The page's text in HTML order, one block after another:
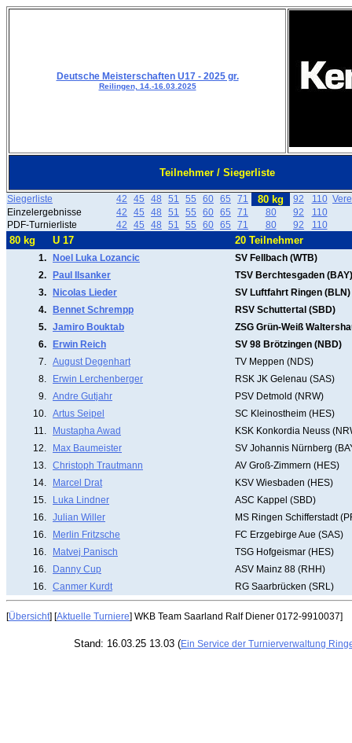
Deutsche Meisterschaften U17 - 2025 gr.
Reilingen, 14.-16.03.2025
Teilnehmer / Siegerliste
Siegerliste 42 45 48 51 55 60 65 71 80 kg 92 110
Einzelergebnisse
42 45 48 51 55 60 65 71 80 92
110
PDF-Turnierliste
42 45 48 51 55 60 65 71 80 92 110
80 kg U 17 20 Teilnehmer
1. Noel Luka Lozancic
SV Fellbach (WTB)
2.
Paul Ilsanker
TSV Berchtesgaden (BAY)
3.
Nicolas Lieder
SV Luftfahrt Ringen (BLN)
4.
Bennet Schrempp
RSV Schuttertal (SBD)
5. Jamiro Bouktab
ZSG Grün-Weiß
6.
Erwin Reich
SV 98 Brötzingen (NBD)
7. August Degenhart
TV Meppen (NDS)
8.
Erwin Lerchenberger
RSK JK Gelenau (SAS)
9. Andre Gutjahr
PSV Detmold (NRW)
10. Artus Seipel
SC Kleinostheim (HES)
11.
Mustapha Awad
KSK Konkordia Neuss
12.
Max Baumeister
SV Johannis Nürnberg
13. Christoph Trautmann
AV Groß-Zimmern (HES)
14.
Marcel Drat
KSV Wiesbaden (HES)
15.
Luka Lindner
ASC Kappel (SBD)
16. Julian Willer
MS Ringen Schifferstadt
16.
Merlin Fritzsche
FC Erzgebirge Aue (SAS)
16.
Matvej Panisch
TSG Hofgeismar (HES)
16.
Danny Cup
ASV Mainz 88 (RHH)
16. Canmer Kurdt RG Saarbrücken (SRL)
[Übersicht] [Aktuelle Turniere] WKB Team Saarland Ralf Diener 0172-9910037]
Stand: 16.03.25 13.03 (Ein Service der Turnierverwaltung